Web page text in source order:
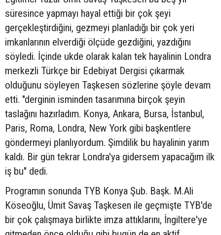
süresince yapmayı hayal ettiği bir çok şeyi
gerçekleştirdiğini, gezmeyi planladığı bir çok yeri
imkanlarının elverdiği ölçüde gezdiğini, yazdığını
söyledi. İçinde ukde olarak kalan tek hayalinin Londra
merkezli Türkçe bir Edebiyat Dergisi çıkarmak
olduğunu söyleyen Taşkesen sözlerine şöyle devam
etti. "derginin isminden tasarımına birçok şeyin
taslağını hazırladım. Konya, Ankara, Bursa, İstanbul,
Paris, Roma, Londra, New York gibi başkentlere
göndermeyi planlıyordum. Şimdilik bu hayalinin yarım
kaldı. Bir gün tekrar Londra'ya gidersem yapacağım ilk
iş bu" dedi.
Programın sonunda TYB Konya Şub. Başk. M.Ali
Köseoğlu, Ümit Savaş Taşkesen ile geçmişte TYB'de
bir çok çalışmaya birlikte imza attıklarını, İngiltere'ye